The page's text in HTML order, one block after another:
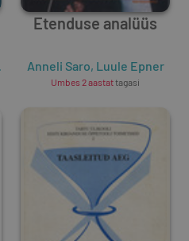
Luule Epner
Etenduse analüüs
Anneli Saro, Luule Epner
Umbes 2 aastattagasi